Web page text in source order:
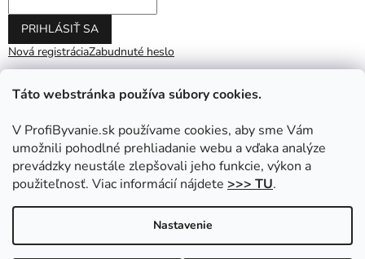
Táto webstránka používa súbory cookies.
V ProfiByvanie.sk používame cookies, aby sme Vám
umožnili pohodlné prehliadanie webu a vďaka analýze
prevádzky neustále zlepšovali jeho funkcie, výkon a
použiteľnosť. Viac informácií nájdete >>> TU.
Nastavenie
PRIHLÁSIŤ SA
Nová registráciaZabudnuté heslo